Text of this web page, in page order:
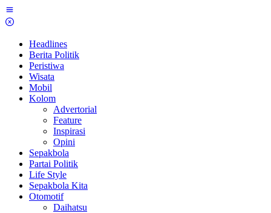
Skip
to
Headlines
Berita Politik
Peristiwa
Wisata
Mobil
Kolom
Advertorial
Feature
Inspirasi
Opini
Sepakbola
Partai Politik
Life Style
Sepakbola Kita
Otomotif
Daihatsu